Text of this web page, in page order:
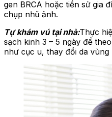
gen BRCA hoặc tiền sử gia
chụp nhũ ảnh.
Tự khám vú tại nhà:Thực
sạch kinh 3 – 5 ngày để
như cục u, thay đổi da